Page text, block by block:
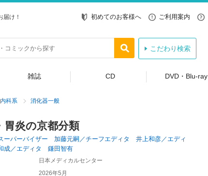
け！ 初めてのお客様へ ご利用案内
こだわり検索
雑誌 CD DVD・Blu-ray
科系 消化器一般
胃炎の京都分類
ーパーバイザー 加藤元嗣／チーフエディタ 井上和彦／エディ
成／エディタ 鎌田智有
日本メディカルセンター
2026年5月